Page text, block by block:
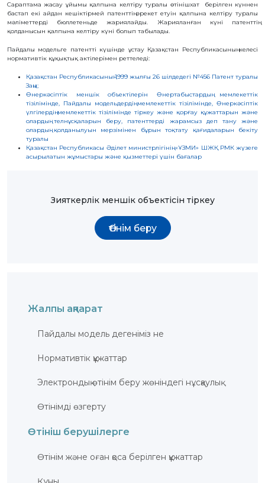
ИНТЕРАКТИВТІ
КАРТА
ЖӘНЕ
ТАУАРЛАР
ЖЕРЛЕР
АТАУЛАРЫНЫҢ
ИНТЕРАКТИВТІ
КАРТАСЫ
ГЕОГРАФИЯЛЫҚ
НҰСҚАМАЛАР
ЖӘНЕ
ТАУАРЛАР
ШЫҒАРЫЛҒАН
ЖЕРЛЕР
АТАУЛАРЫНЫҢ
ӘЛЕУЕТТІ
Сараптама жасау ұйымы қалпына келтіру туралы өтінішхат берілген күннен
бастап екі айдан кешіктірмей патенттің әрекет етуін қалпына келтіру туралы
мәліметтерді бюллетеньде жариялайды. Жарияланған күні патенттің
қолданысын қалпына келтіру күні болып табылады.
Пайдалы модельге патентті күшінде ұстау Қазақстан Республикасының келесі
нормативтік құқықтық актілерімен реттеледі:
Қазақстан Республикасының 1999 жылғы 26 шілдедегі №456 Патент туралы
Заңы;
Өнеркәсіптік меншік объектілерін Өнертабыстардың мемлекеттік
тізілімінде, Пайдалы модельдердің мемлекеттік тізілімінде, Өнеркәсіптік
үлгілердің мемлекеттік тізілімінде тіркеу және қорғау құжаттарын және
олардың телнұсқаларын беру, патенттерді жарамсыз деп тану және
олардың қолданылуын мерзімінен бұрын тоқтату қағидаларын бекіту
туралы
Қазақстан Республикасы Әділет министрлігінің «ҰЗМИ» ШЖҚ РМК жүзеге
асырылатын жұмыстары және қызметтері үшін бағалар
Зияткерлік меншік объектісін тіркеу
Өтінім беру
Жалпы ақпарат
Пайдалы модель дегеніміз не
Нормативтік құжаттар
Электрондық өтінім беру жөніндегі нұсқаулық
Өтінімді өзгерту
Өтініш берушілерге
Өтінім және оған қоса берілген құжаттар